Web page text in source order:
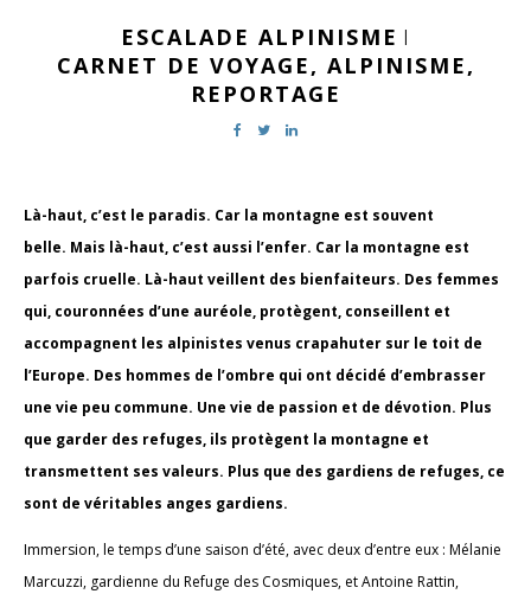
ESCALADE ALPINISME |
CARNET DE VOYAGE, ALPINISME,
REPORTAGE
Là-haut, c’est le paradis. Car la montagne est souvent
belle. Mais là-haut, c’est aussi l’enfer. Car la montagne est
parfois cruelle. Là-haut veillent des bienfaiteurs. Des femmes
qui, couronnées d’une auréole, protègent, conseillent et
accompagnent les alpinistes venus crapahuter sur le toit de
l’Europe. Des hommes de l’ombre qui ont décidé d’embrasser
une vie peu commune. Une vie de passion et de dévotion. Plus
que garder des refuges, ils protègent la montagne et
transmettent ses valeurs. Plus que des gardiens de refuges, ce
sont de véritables anges gardiens.
Immersion, le temps d’une saison d’été, avec deux d’entre eux : Mélanie
Marcuzzi, gardienne du Refuge des Cosmiques, et Antoine Rattin,